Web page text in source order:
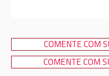
COMENTE COM
COMENTE COM